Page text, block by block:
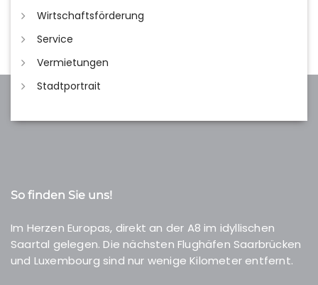
Wirtschaftsförderung
Service
Vermietungen
Stadtportrait
So finden Sie uns!
Im Herzen Europas, direkt an der A8 im idyllischen
Saartal gelegen. Die nächsten Flughäfen Saarbrücken
und Luxembourg sind nur wenige Kilometer entfernt.